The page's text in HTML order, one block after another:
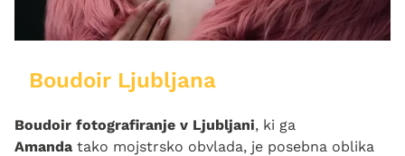
Boudoir Ljubljana
Boudoir fotografiranje v Ljubljani, ki ga
Amanda tako mojstrsko obvlada, je posebna oblika